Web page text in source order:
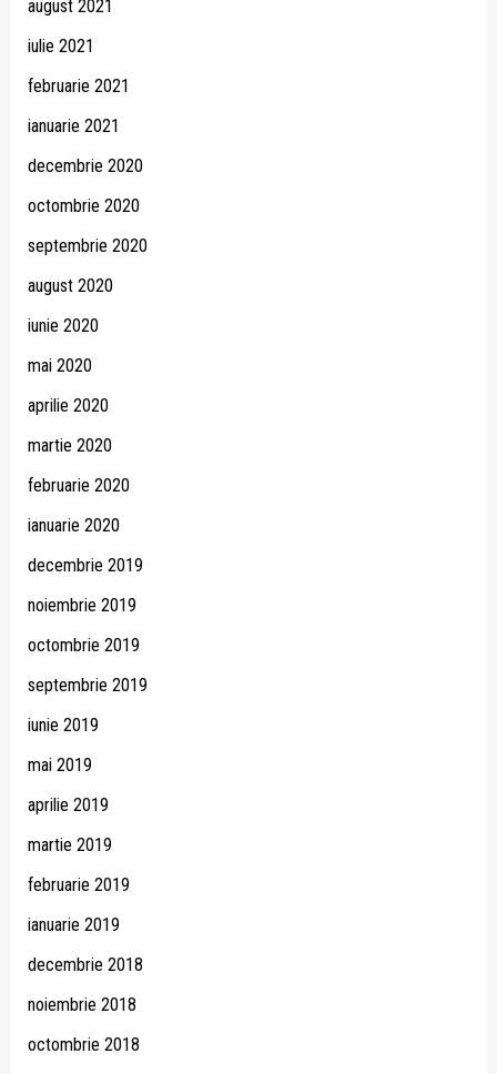
august 2021
iulie 2021
februarie 2021
ianuarie 2021
decembrie 2020
octombrie 2020
septembrie 2020
august 2020
iunie 2020
mai 2020
aprilie 2020
martie 2020
februarie 2020
ianuarie 2020
decembrie 2019
noiembrie 2019
octombrie 2019
septembrie 2019
iunie 2019
mai 2019
aprilie 2019
martie 2019
februarie 2019
ianuarie 2019
decembrie 2018
noiembrie 2018
octombrie 2018